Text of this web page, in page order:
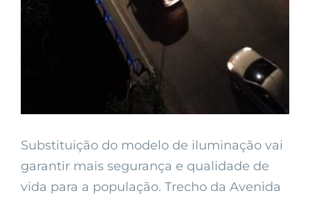
Substituição do modelo de iluminação vai
garantir mais segurança e qualidade de
vida para a população. Trecho da Avenida